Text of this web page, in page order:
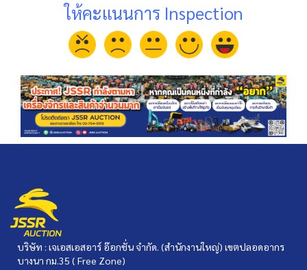
ให้คะแนนการ Inspection
บริษัท : เจเอสเอสอาร์ อ๊อกชั่น จำกัด. (สำนักงานใหญ่) เขตปลอดอากร
บางนา กม.35 ( Free Zone)